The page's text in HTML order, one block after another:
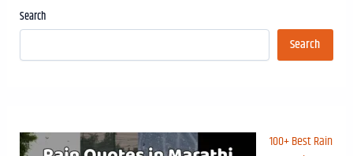
Search
Search
100+ Best Rain